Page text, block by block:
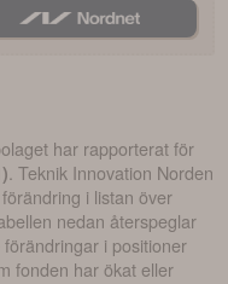
har rapporterat för
) .Teknik Innovation Norden
i listan över
nedan återspeglar
i positioner
fonden har ökat eller